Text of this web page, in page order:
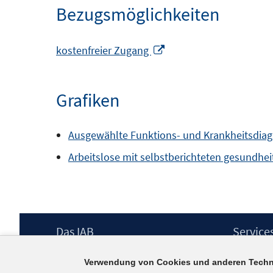
Bezugsmöglichkeiten
kostenfreier Zugang
Grafiken
Ausgewählte Funktions- und
Arbeitslose mit selbstberichteten
Footer
Das IAB
Berufsforschung (IAB) – unser Leitbild
IAB-
Verwendung von Cookies und anderen